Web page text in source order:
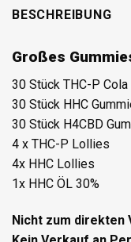
BESCHREIBUNG
Großes
30 Stück THC-P
30 Stück HHC
30 Stück H4CBD
4 x THC-P Lollies
4x HHC Lollies
1x HHC ÖL 30%
Nicht zum direkten